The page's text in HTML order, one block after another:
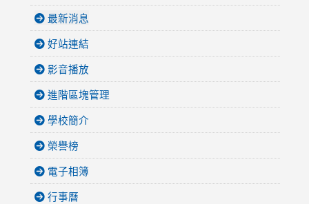
最新消息
好站連結
影音播放
進階區塊管理
學校簡介
榮譽榜
電子相簿
行事曆